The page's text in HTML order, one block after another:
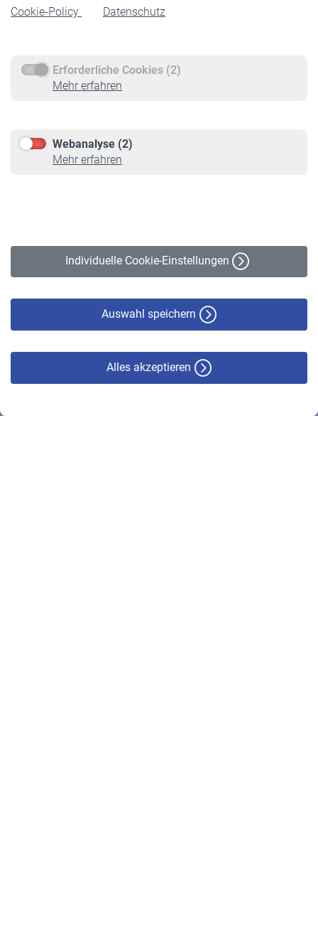
Cookie-Policy
Datenschutz
Erforderliche Cookies (2)
Mehr erfahren
Webanalyse (2)
Mehr erfahren
Individuelle Cookie-Einstellungen
Auswahl speichern
Alles akzeptieren
Rente beantragen
Service
Informationen
Online-Rechner
VBLnewsletter
Erklärung zur Barrierefreiheit
© VBL 2026